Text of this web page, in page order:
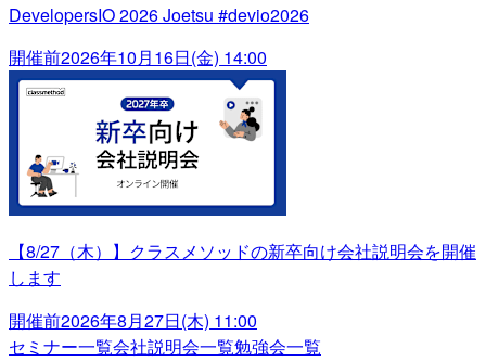
DevelopersIO 2026 Joetsu #devio2026
開催前2026年10月16日(金) 14:00
【8/27（木）】クラスメソッドの新卒向け会社説明会を開催
します
開催前2026年8月27日(木) 11:00
セミナー一覧会社説明会一覧勉強会一覧